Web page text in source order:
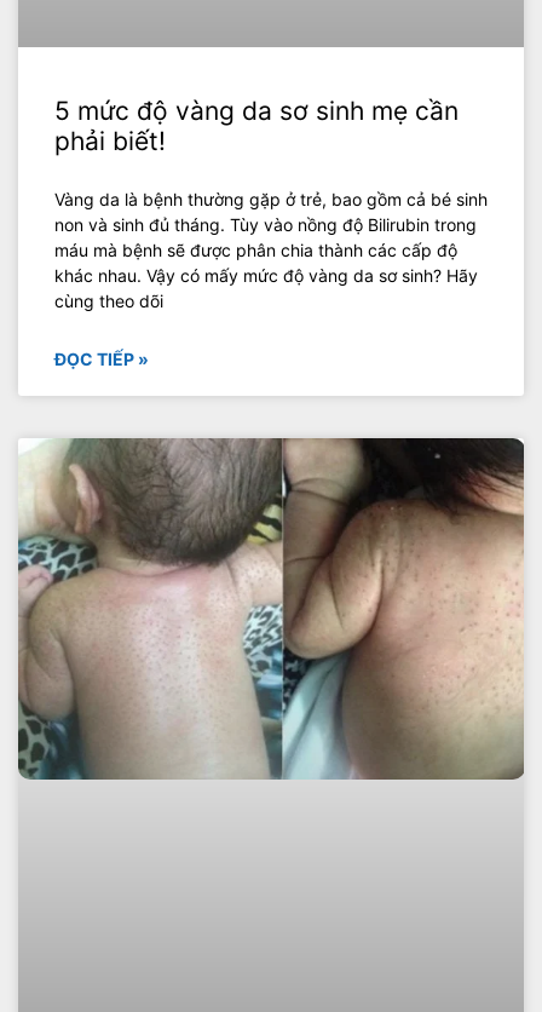
5 mức độ vàng da sơ sinh mẹ cần
phải biết!
Vàng da là bệnh thường gặp ở trẻ, bao gồm cả bé sinh
non và sinh đủ tháng. Tùy vào nồng độ Bilirubin trong
máu mà bệnh sẽ được phân chia thành các cấp độ
khác nhau. Vậy có mấy mức độ vàng da sơ sinh? Hãy
cùng theo dõi
ĐỌC TIẾP »